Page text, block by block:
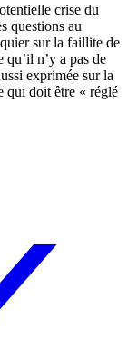
crise du
questions au
sur la faillite de
n’y a pas de
exprimée sur la
qui doit être « réglé